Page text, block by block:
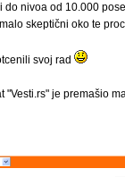
do nivoa od 10.000
skeptični oko te
svoj rad
"Vesti.rs" je premašio